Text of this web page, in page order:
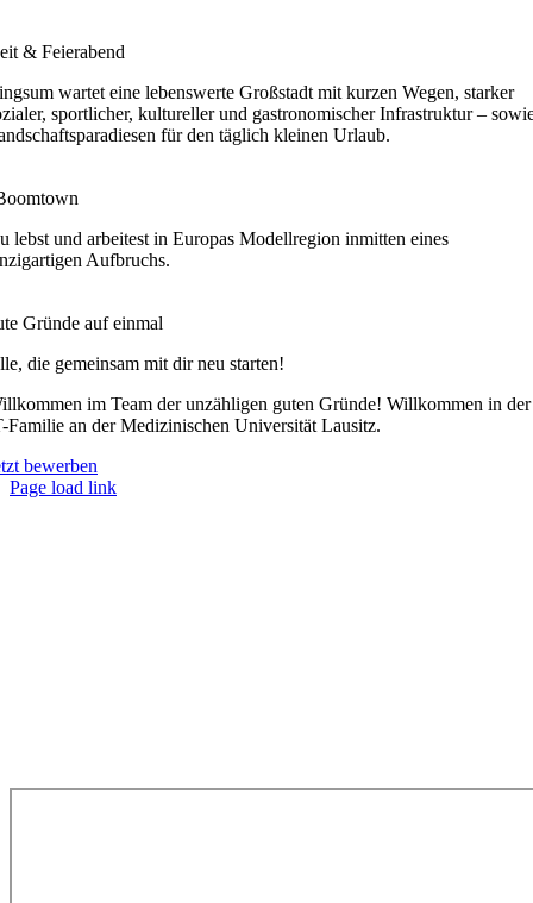
& Feierabend
wartet eine lebenswerte Großstadt mit kurzen Wegen, starker
sportlicher, kultureller und gastronomischer Infrastruktur –
für den täglich kleinen Urlaub.
lebst und arbeitest in Europas Modellregion inmitten eines
Aufbruchs.
Gründe auf einmal
die gemeinsam mit dir neu starten!
im Team der unzähligen guten Gründe! Willkommen in der
Familie an der Medizinischen Universität Lausitz.
bewerben
Page load link